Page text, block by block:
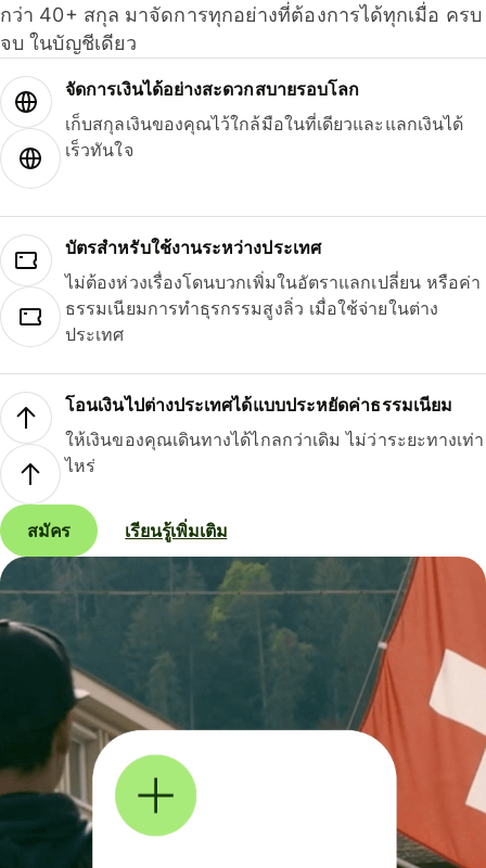
กว่า 40+ สกุล มาจัดการทุกอย่างที่ต้องการได้ทุกเมื่อ ครบ
จบ ในบัญชีเดียว
จัดการเงินได้อย่างสะดวกสบายรอบโลก
เก็บสกุลเงินของคุณไว้ใกล้มือในที่เดียวและแลกเงินได้
เร็วทันใจ
บัตรสำหรับใช้งานระหว่างประเทศ
ไม่ต้องห่วงเรื่องโดนบวกเพิ่มในอัตราแลกเปลี่ยน หรือค่า
ธรรมเนียมการทำธุรกรรมสูงลิ่ว เมื่อใช้จ่ายในต่าง
ประเทศ
โอนเงินไปต่างประเทศได้แบบประหยัดค่าธรรมเนียม
ให้เงินของคุณเดินทางได้ไกลกว่าเดิม ไม่ว่าระยะทางเท่า
ไหร่
สมัคร เรียนรู้เพิ่มเติม